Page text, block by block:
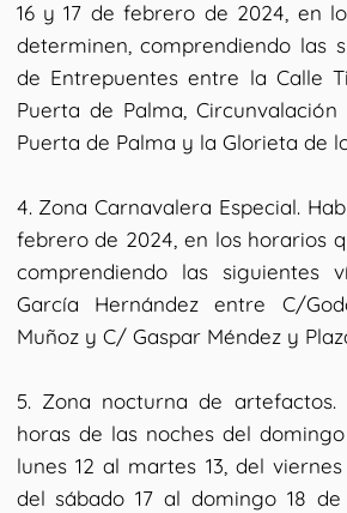
16 y 17 de febrero de 2024, en
determinen, comprendiendo las
de Entrepuentes entre la Calle
Puerta de Palma,
Puerta de Palma y la Glorieta de
4. Zona Carnavalera Especial.
febrero de 2024, en los horarios
comprendiendo las siguientes
García Hernández entre C/
Muñoz y C/ Gaspar Méndez y
5. Zona nocturna de artefactos.
horas de las noches del domingo
lunes 12 al martes 13, del
del sábado 17 al domingo 18